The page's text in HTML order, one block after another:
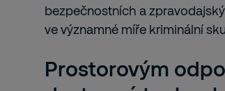
bezpečnostních a
ve významné míře kriminální
Prostorovým